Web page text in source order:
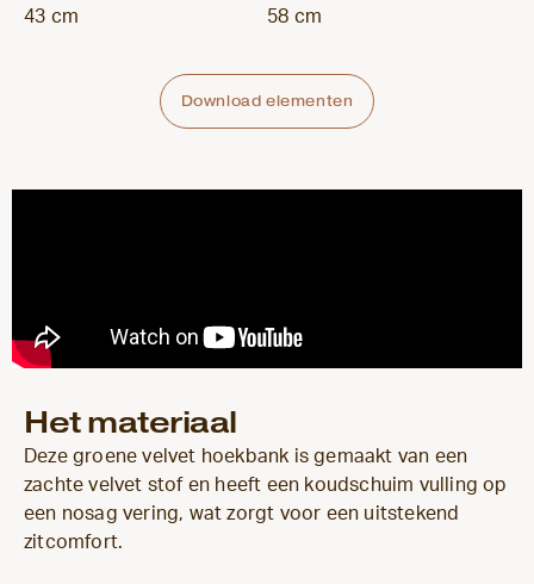
43 cm 58 cm
Download elementen
Het materiaal
Deze groene velvet hoekbank is gemaakt van een
zachte velvet stof en heeft een koudschuim vulling op
een nosag vering, wat zorgt voor een uitstekend
zitcomfort.